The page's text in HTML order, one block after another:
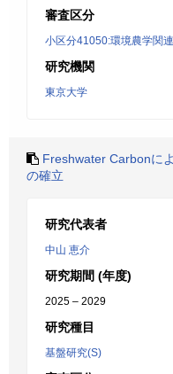
審査区分
小区分41050:環境農学関連
研究機関
東京大学
Freshwater Carbonに
の確立
研究代表者
中山 恵介
研究期間 (年度)
2025 – 2029
研究種目
基盤研究(S)